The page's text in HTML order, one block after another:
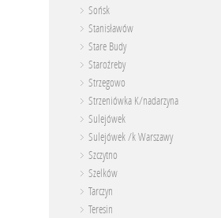
Sońsk
Stanisławów
Stare Budy
Staroźreby
Strzegowo
Strzeniówka K/nadarzyna
Sulejówek
Sulejówek /k Warszawy
Szczytno
Szelków
Tarczyn
Teresin